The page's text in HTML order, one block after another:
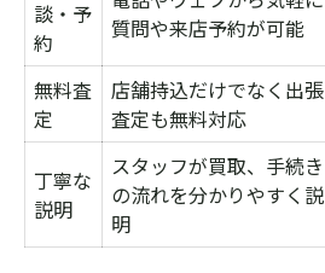
談・予
約
質問や来店予約が可能
無料査
定
店舗持込だけでなく出張
査定も無料対応
丁寧な
説明
スタッフが買取、手続き
の流れを分かりやすく説
明